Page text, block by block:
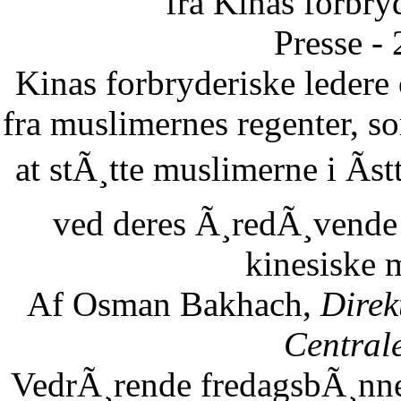
Presse -
Kinas forbryderiske ledere
fra muslimernes regenter,
at stÃ¸tte muslimerne i
ved deres
kinesiske
Af Osman Bakhach,
VedrÃ¸rende